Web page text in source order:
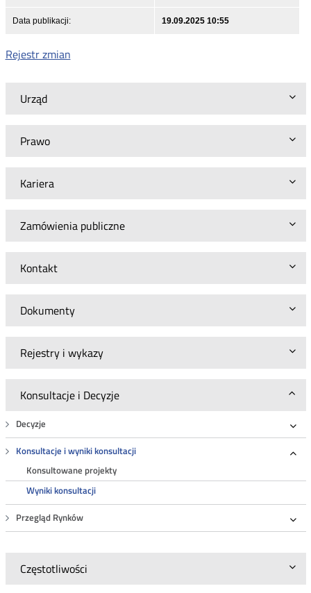
Urząd
Prawo
Kariera
Zamówienia publiczne
Kontakt
Dokumenty
Rejestry i wykazy
Konsultacje i Decyzje
Decyzje
Konsultacje i wyniki konsultacji
Konsultowane projekty
Wyniki konsultacji
Przegląd Rynków
Częstotliwości
Data publikacji: 19.09.2025 10:55
Rejestr zmian